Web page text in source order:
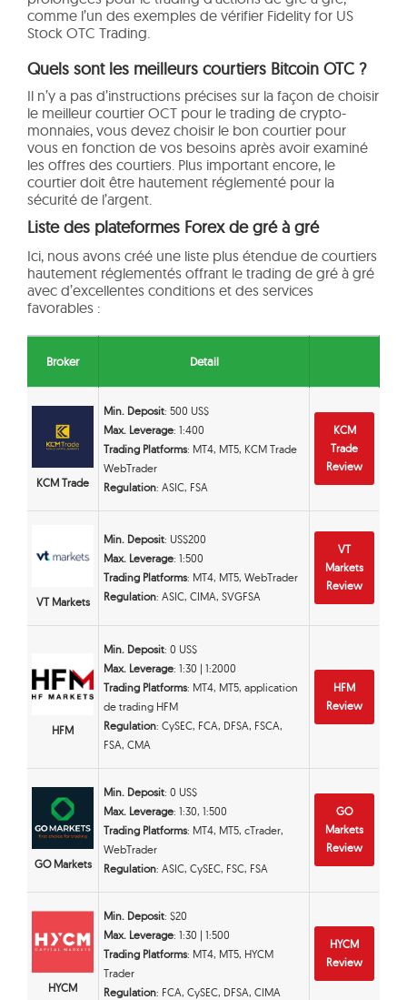
comme l’un des exemples de vérifier Fidelity for US
Stock OTC Trading.
Quels sont les meilleurs courtiers Bitcoin OTC ?
Il n’y a pas d’instructions précises sur la façon de choisir
le meilleur courtier OCT pour le trading de crypto-
monnaies, vous devez choisir le bon courtier pour
vous en fonction de vos besoins après avoir examiné
les offres des courtiers. Plus important encore, le
courtier doit être hautement réglementé pour la
sécurité de l’argent.
Liste des plateformes Forex de gré à gré
Ici, nous avons créé une liste plus étendue de courtiers
hautement réglementés offrant le trading de gré à gré
avec d’excellentes conditions et des services
favorables :
Broker Detail
KCM Trade
Min. Deposit: 500 US$
Max. Leverage: 1:400
Trading Platforms: MT4, MT5, KCM Trade
WebTrader
Regulation: ASIC, FSA
KCM
Trade
Review
VT Markets
Min. Deposit: US$200
Max. Leverage: 1:500
Trading Platforms: MT4, MT5, WebTrader
Regulation: ASIC, CIMA, SVGFSA
VT
Markets
Review
HFM
Min. Deposit: 0 US$
Max. Leverage: 1:30 | 1:2000
Trading Platforms: MT4, MT5, application
de trading HFM
Regulation: CySEC, FCA, DFSA, FSCA,
FSA, CMA
HFM
Review
GO Markets
Min. Deposit: 0 US$
Max. Leverage: 1:30, 1:500
Trading Platforms: MT4, MT5, cTrader,
WebTrader
Regulation: ASIC, CySEC, FSC, FSA
GO
Markets
Review
HYCM
Min. Deposit: $20
Max. Leverage: 1:30 | 1:500
Trading Platforms: MT4, MT5, HYCM
Trader
Regulation: FCA, CySEC, DFSA, CIMA
HYCM
Review